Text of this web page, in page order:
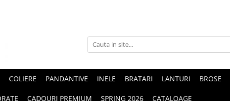
COLIERE PANDANTIVE INELE BRATARI LANTURI BROSE
CADOURI PREMIUM SPRING 2026 CATALOAGE